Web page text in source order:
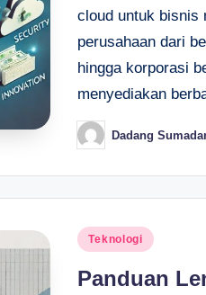
cloud untuk bisnis
perusahaan dari
hingga korporasi
menyediakan
Posted
by
Dadang
Posted
Teknologi
Panduan